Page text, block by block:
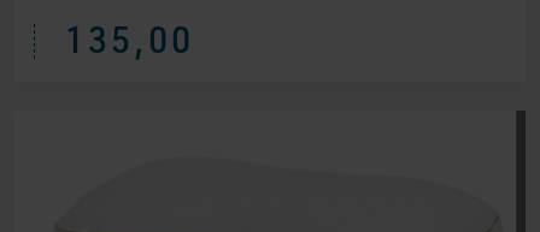
135,00